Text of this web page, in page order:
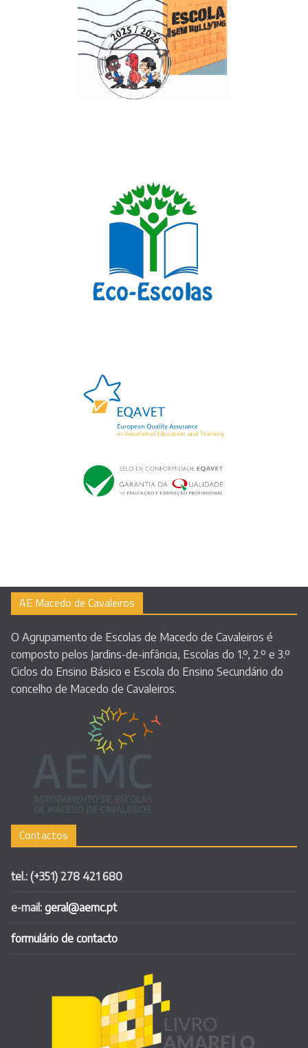
AE Macedo de Cavaleiros
O Agrupamento de Escolas de Macedo de Cavaleiros é
composto pelos Jardins-de-infância, Escolas do 1.º, 2.º e 3.º
Ciclos do Ensino Básico e Escola do Ensino Secundário do
concelho de Macedo de Cavaleiros.
Contactos
tel.: (+351) 278 421 680
e-mail: geral@aemc.pt
formulário de contacto